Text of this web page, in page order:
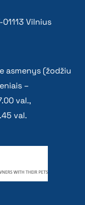
Vilnius
asmenys (žodžiu
–
val.,
val.